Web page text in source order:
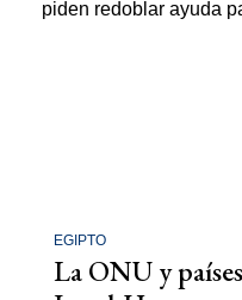
EGIPTO
La ONU y